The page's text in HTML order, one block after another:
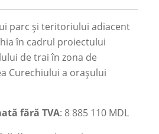
parc și teritoriului adiacent
în cadrul proiectului
de trai în zona de
Curechiului a orașului
fără TVA: 8 885 110 MDL